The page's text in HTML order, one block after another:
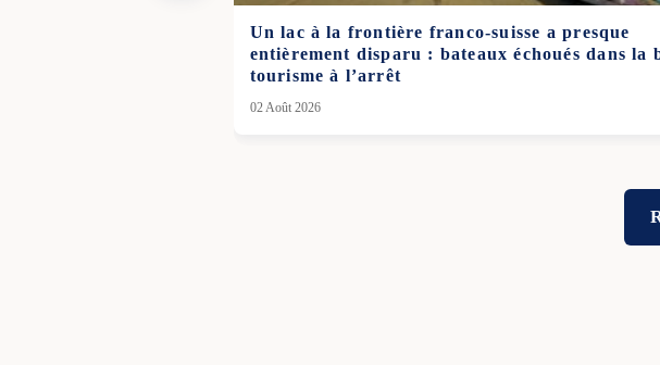
Un lac à la frontière franco-suisse a presque
entièrement disparu : bateaux échoués dans la
tourisme à l’arrêt
02 Août 2026